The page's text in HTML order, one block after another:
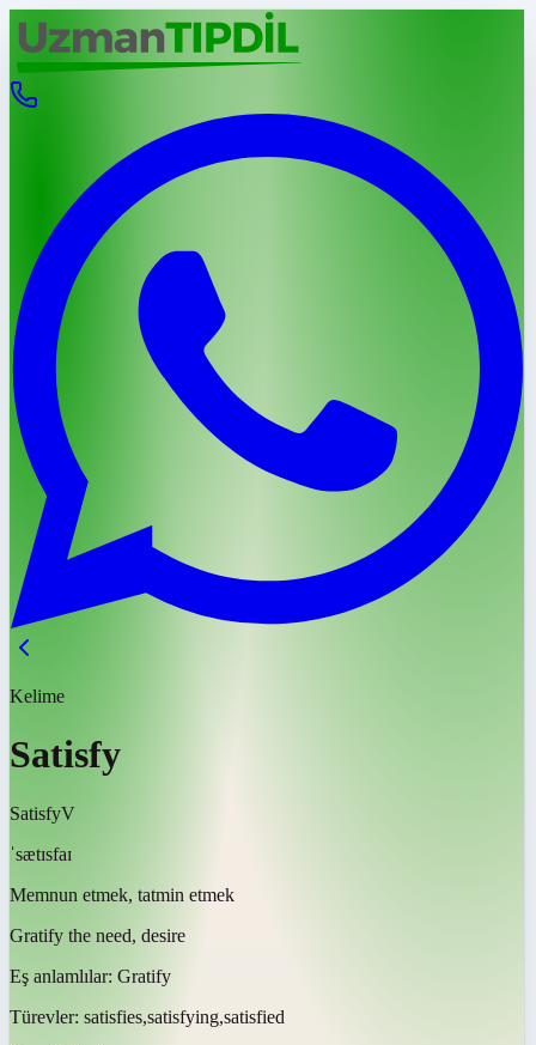
Kelime
Satisfy
SatisfyV
ˈsætɪsfaɪ
Memnun etmek, tatmin etmek
Gratify the need, desire
Eş anlamlılar: Gratify
Türevler: satisfies,satisfying,satisfied